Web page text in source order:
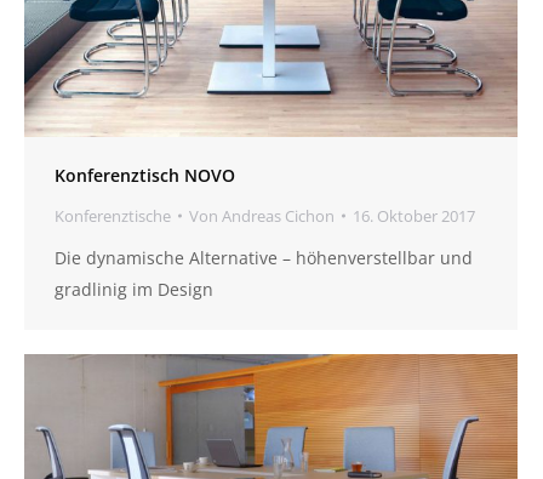
Konferenztisch NOVO
Konferenztische Von Andreas Cichon 16. Oktober 2017
Die dynamische Alternative – höhenverstellbar und
gradlinig im Design